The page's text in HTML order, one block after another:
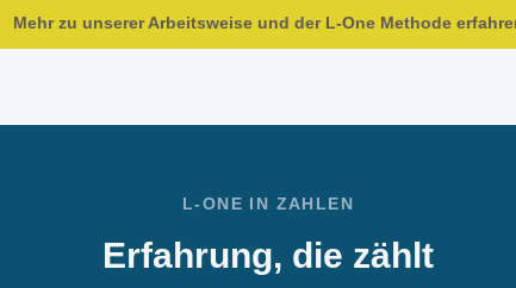
Mehr zu unserer Arbeitsweise und der L-One Methode
L-ONE IN ZAHLEN
Erfahrung, die zählt